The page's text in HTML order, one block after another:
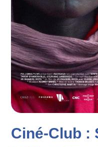
Ciné-Club :